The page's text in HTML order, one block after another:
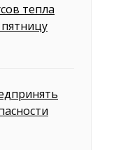
тепла